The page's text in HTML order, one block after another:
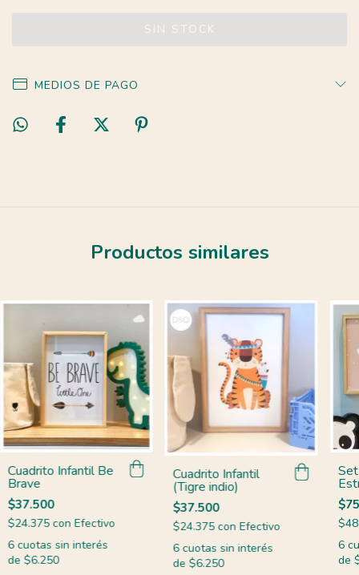
MEDIOS DE PAGO
Productos similares
Cuadrito Infantil Be
Brave
$37.500
$24.375 con Efectivo
6 cuotas sin interés
de $6.250
Cuadrito Infantil
(Tigre indio)
$37.500
$24.375 con Efectivo
6 cuotas sin interés
de $6.250
6
de